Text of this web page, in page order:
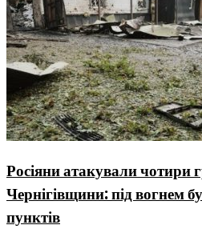
Росіяни атакували чотири
Чернігівщини: під вогнем
пунктів